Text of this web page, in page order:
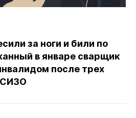
за ноги и били по
в январе сварщик
после трех
СИЗО